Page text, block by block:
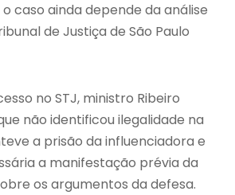
caso ainda depende da análise
de Justiça de São Paulo
no STJ, ministro Ribeiro
não identificou ilegalidade na
a prisão da influenciadora e
a manifestação prévia da
os argumentos da defesa.